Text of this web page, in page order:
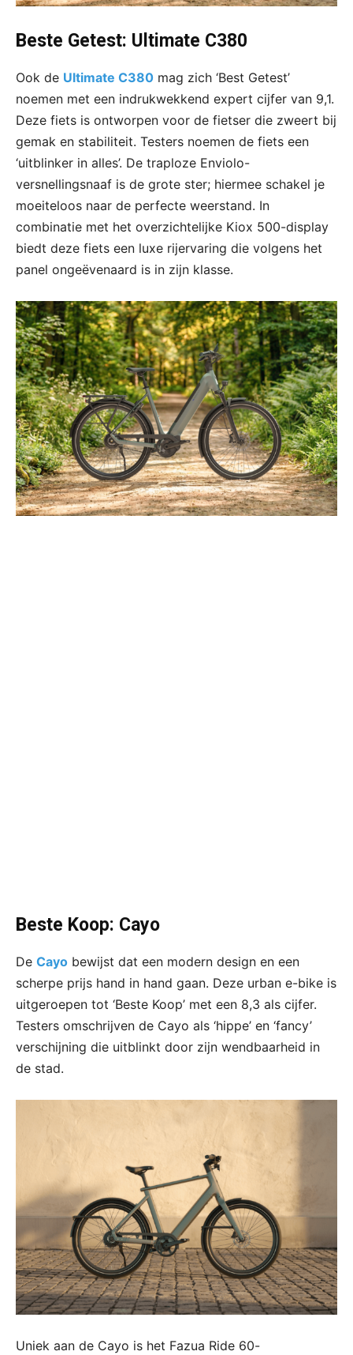
Beste Getest: Ultimate C380
Ook de Ultimate C380 mag zich ‘Best Getest’
noemen met een indrukwekkend expert cijfer van 9,1.
Deze fiets is ontworpen voor de fietser die zweert bij
gemak en stabiliteit. Testers noemen de fiets een
‘uitblinker in alles’. De traploze Enviolo-
versnellingsnaaf is de grote ster; hiermee schakel je
moeiteloos naar de perfecte weerstand. In
combinatie met het overzichtelijke Kiox 500-display
biedt deze fiets een luxe rijervaring die volgens het
panel ongeëvenaard is in zijn klasse.
Beste Koop: Cayo
De Cayo bewijst dat een modern design en een
scherpe prijs hand in hand gaan. Deze urban e-bike is
uitgeroepen tot ‘Beste Koop’ met een 8,3 als cijfer.
Testers omschrijven de Cayo als ‘hippe’ en ‘fancy’
verschijning die uitblinkt door zijn wendbaarheid in
de stad.
Uniek aan de Cayo is het Fazua Ride 60-